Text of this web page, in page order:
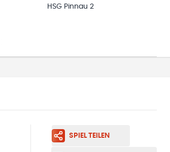
HSG Pinnau 2
SPIEL TEILEN